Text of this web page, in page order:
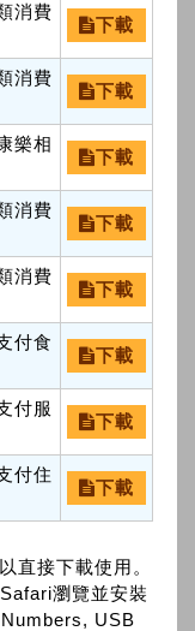
消費
下載
消費
下載
樂相
下載
消費
下載
消費
下載
付食
下載
付服
下載
付住
下載
直接下載使用。
瀏覽並安裝
USB